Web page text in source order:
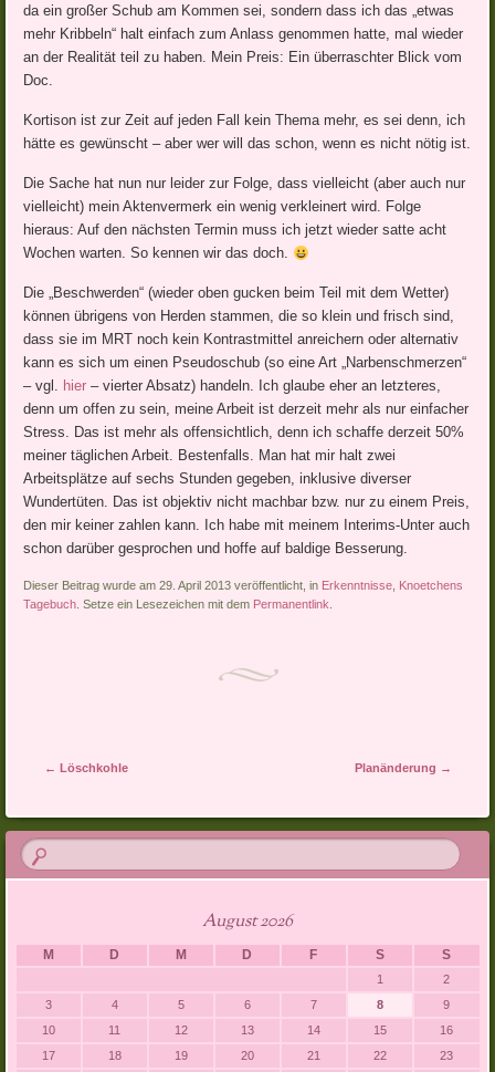
da ein großer Schub am Kommen sei, sondern dass ich das „etwas
mehr Kribbeln“ halt einfach zum Anlass genommen hatte, mal wieder
an der Realität teil zu haben. Mein Preis: Ein überraschter Blick vom
Doc.
Kortison ist zur Zeit auf jeden Fall kein Thema mehr, es sei denn, ich
hätte es gewünscht – aber wer will das schon, wenn es nicht nötig ist.
Die Sache hat nun nur leider zur Folge, dass vielleicht (aber auch nur
vielleicht) mein Aktenvermerk ein wenig verkleinert wird. Folge
hieraus: Auf den nächsten Termin muss ich jetzt wieder satte acht
Wochen warten. So kennen wir das doch.
Die „Beschwerden“ (wieder oben gucken beim Teil mit dem Wetter)
können übrigens von Herden stammen, die so klein und frisch sind,
dass sie im MRT noch kein Kontrastmittel anreichern oder alternativ
kann es sich um einen Pseudoschub (so eine Art „Narbenschmerzen“
– vgl. hier – vierter Absatz) handeln. Ich glaube eher an letzteres,
denn um offen zu sein, meine Arbeit ist derzeit mehr als nur einfacher
Stress. Das ist mehr als offensichtlich, denn ich schaffe derzeit 50%
meiner täglichen Arbeit. Bestenfalls. Man hat mir halt zwei
Arbeitsplätze auf sechs Stunden gegeben, inklusive diverser
Wundertüten. Das ist objektiv nicht machbar bzw. nur zu einem Preis,
den mir keiner zahlen kann. Ich habe mit meinem Interims-Unter auch
schon darüber gesprochen und hoffe auf baldige Besserung.
Dieser Beitrag wurde am 29. April 2013 veröffentlicht, in Erkenntnisse
Knoetchens
Tagebuch . Setze ein Lesezeichen mit dem Permanentlink
Artikel-Navigation
← Löschkohle Planänderung →
August 2026
M D M D F S S
1
2
3
4 5 6 7 8
9
10
11 12 13 14 15
16
17
18 19 20 21 22
23